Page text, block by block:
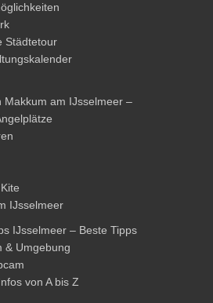
Städtetour
Makkum am IJsselmeer –
IJsselmeer
IJsselmeer – Beste Tipps
& Umgebung
von A bis Z